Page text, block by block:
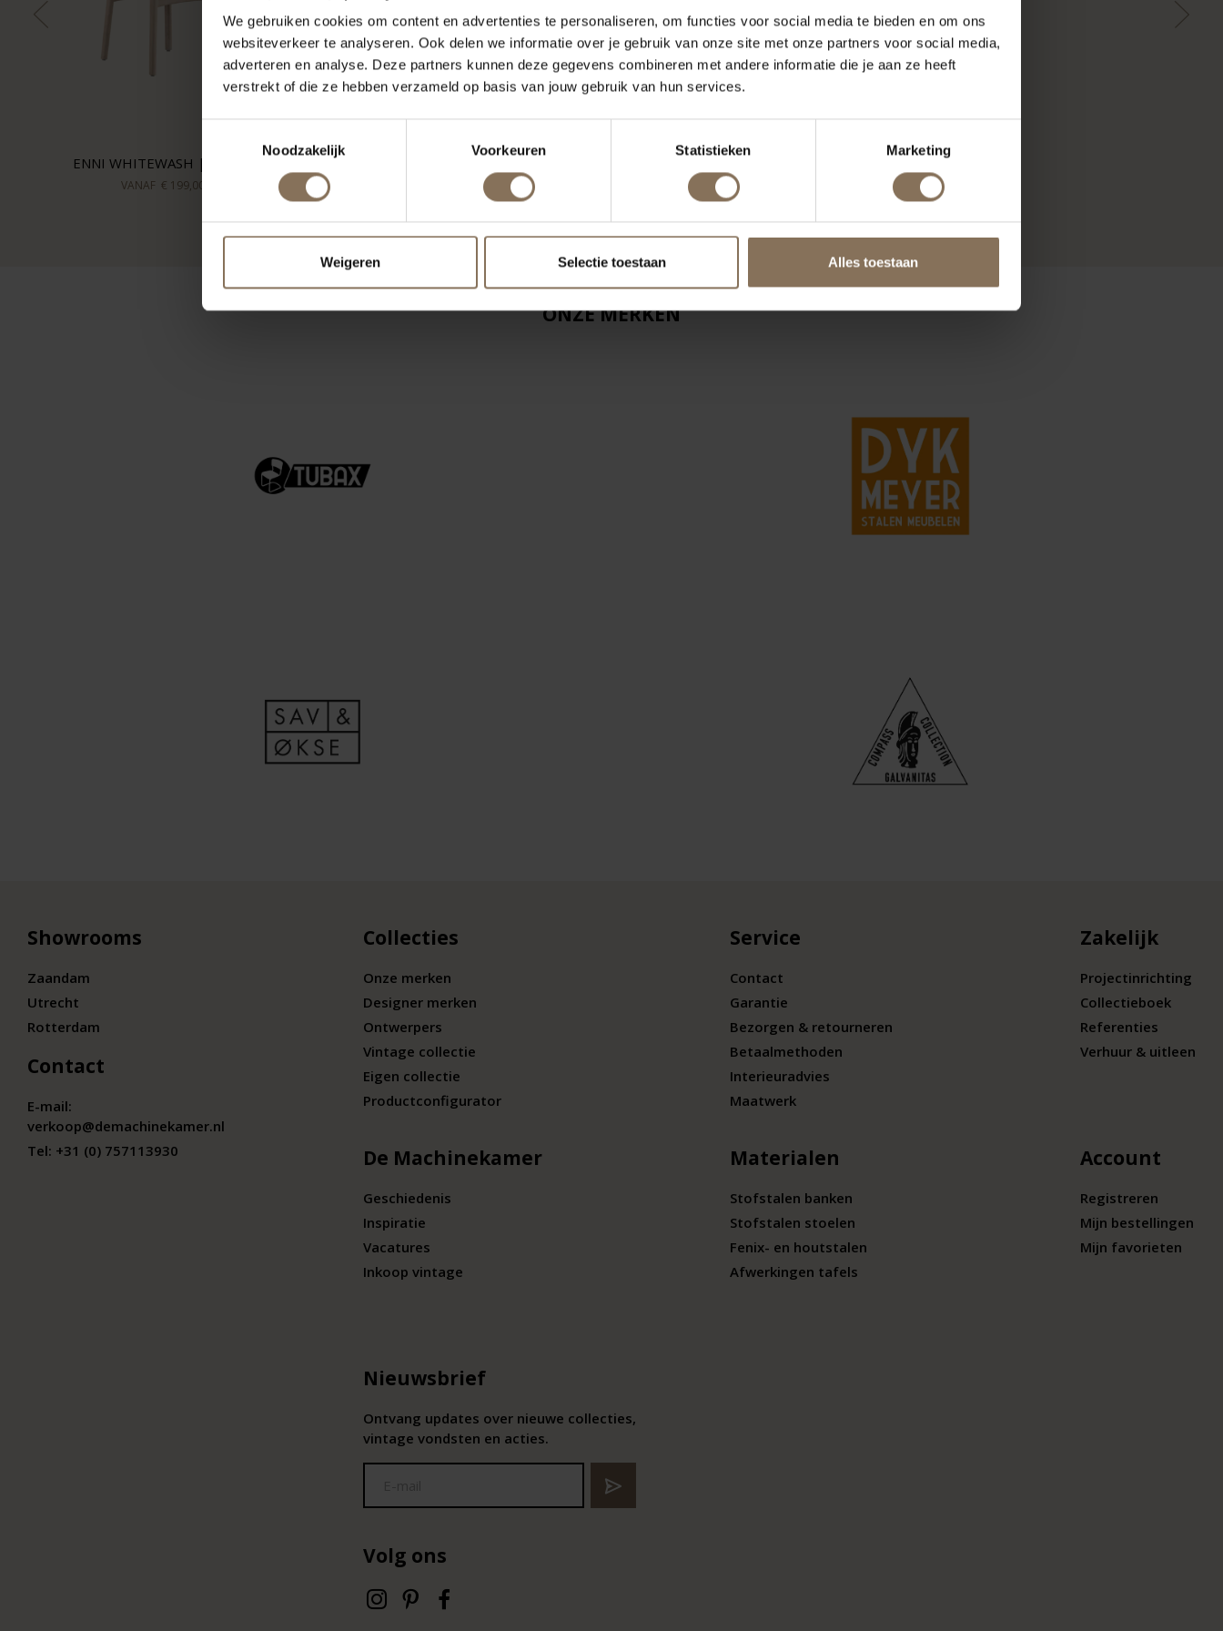
We gebruiken cookies om content en advertenties te personaliseren, om functies voor social media te bieden en om ons
websiteverkeer te analyseren. Ook delen we informatie over je gebruik van onze site met onze partners voor social media,
adverteren en analyse. Deze partners kunnen deze gegevens combineren met andere informatie die je aan ze heeft
verstrekt of die ze hebben verzameld op basis van jouw gebruik van hun services.
Noodzakelijk
Voorkeuren Statistieken Marketing
Weigeren Selectie toestaan Alles toestaan
ENNI WHITEWASH | TAUPE
VANAF € 199,00
ONZE MERKEN
Showrooms
Zaandam
Utrecht
Rotterdam
Contact
E-mail:
verkoop@demachinekamer.nl
Tel: +31 (0) 757113930
Collecties
Onze merken
Designer merken
Ontwerpers
Vintage collectie
Eigen collectie
Productconfigurator
De Machinekamer
Geschiedenis
Inspiratie
Vacatures
Inkoop vintage
Service
Contact
Garantie
Bezorgen & retourneren
Betaalmethoden
Interieuradvies
Maatwerk
Materialen
Stofstalen banken
Stofstalen stoelen
Fenix- en houtstalen
Afwerkingen tafels
Zakelijk
Projectinrichting
Collectieboek
Referenties
Verhuur & uitleen
Account
Registreren
Mijn bestellingen
Mijn favorieten
Nieuwsbrief
Ontvang updates over nieuwe collecties,
vintage vondsten en acties.
Volg ons